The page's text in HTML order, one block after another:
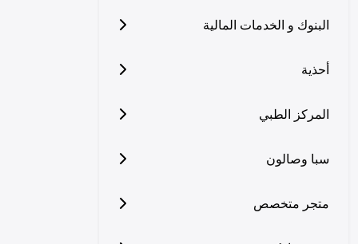
البنوك و الخدمات المالية
أحذية
المركز الطبي
سبا وصالون
متجر متخصص